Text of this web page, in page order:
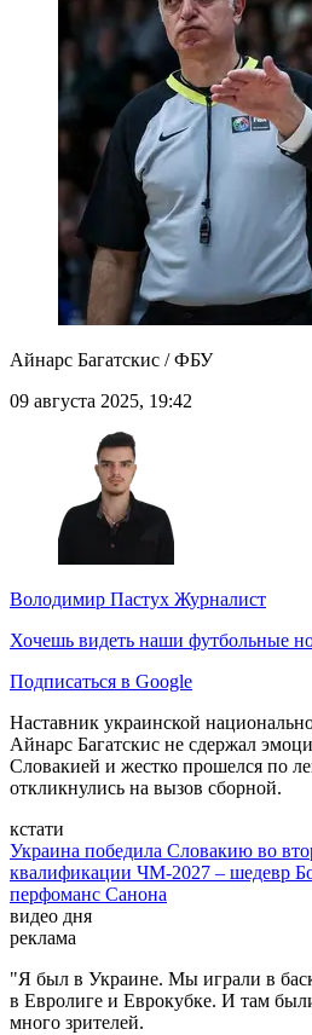
Айнарс Багатскис / ФБУ
09 августа 2025, 19:42
Володимир Пастух Журналист
Хочешь видеть наши футбольные
Подписаться в Google
Наставник украинской
Айнарс Багатскис не сдержал
Словакией и жестко прошелся по
откликнулись на вызов сборной.
кстати
Украина победила Словакию во
квалификации ЧМ-2027 – шедевр
перфоманс Санона
видео дня
реклама
"Я был в Украине. Мы играли в
в Евролиге и Еврокубке. И там
много зрителей.